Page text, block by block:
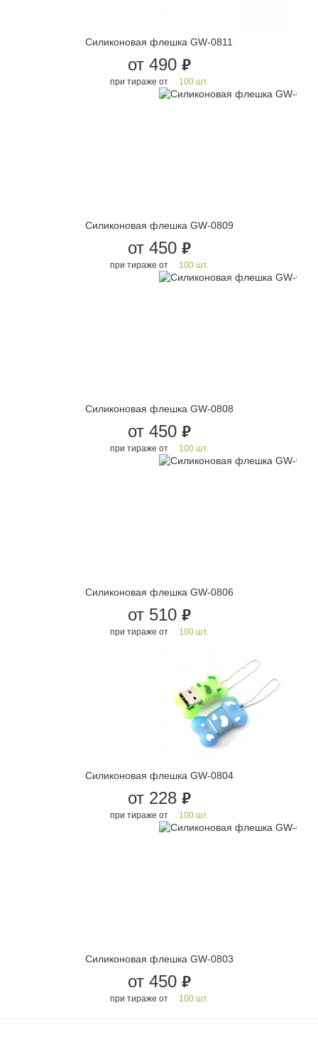
Силиконовая флешка GW-0811
от 490 руб.
при тираже от 100 шт.
Силиконовая флешка GW-0809
от 450 руб.
при тираже от 100 шт.
Силиконовая флешка GW-0808
от 450 руб.
при тираже от 100 шт.
Силиконовая флешка GW-0806
от 510 руб.
при тираже от 100 шт.
Силиконовая флешка GW-0804
от 228 руб.
при тираже от 100 шт.
Силиконовая флешка GW-0803
от 450 руб.
при тираже от 100 шт.